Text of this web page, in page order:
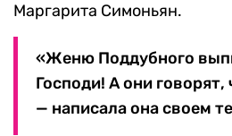
Маргарита Симоньян.
«Женю Поддубного
Господи! А они говорят,
— написала она своем